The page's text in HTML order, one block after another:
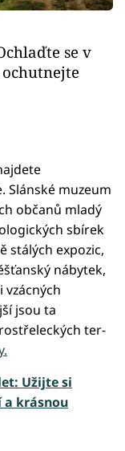
se v
Slánské muzeum
občanů mladý
sbírek
stálých expozic,
nábytek,
vzácných
jsou ta
ter­
Užijte si
a krásnou